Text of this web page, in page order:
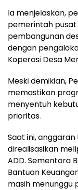
Ia menjelaskan,
pemerintah
pembangunan
dengan
Koperasi Desa
Meski demikian,
memastikan
menyentuh
prioritas.
Saat ini,
direalisasikan
ADD. Sementara
Bantuan
masih menunggu